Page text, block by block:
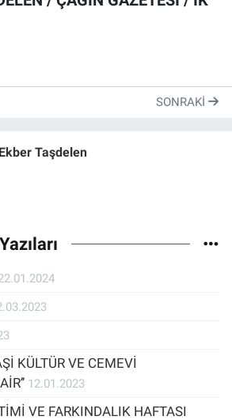
SONRAKI
Taşdelen
KÜLTÜR VE CEMEVİ
12.01.2023
VE FARKINDALIK HAFTASI